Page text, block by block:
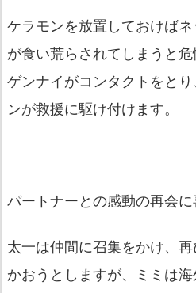
ケラモンを放置しておけば
が食い荒らされてしまうと
ゲンナイがコンタクトをと
ンが救援に駆け付けます。
パートナーとの感動の再会に
太一は仲間に召集をかけ、
かおうとしますが、ミミは